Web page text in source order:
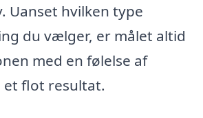
Uanset hvilken type
du vælger, er målet altid
med en følelse af
flot resultat.